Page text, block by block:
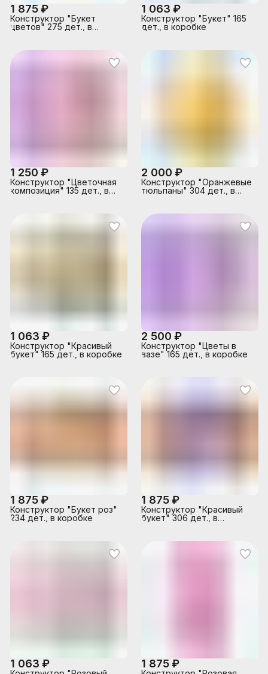
1 875 ₽
Конструктор "Букет
цветов" 275 дет., в
1 063 ₽
Конструктор "Букет" 165
дет., в коробке
1 250 ₽
Конструктор "Цветочная
композиция" 135 дет., в
2 000 ₽
Конструктор "Оранжевые
тюльпаны" 304 дет., в
1 063 ₽
Конструктор "Красивый
букет" 165 дет., в коробке
2 500 ₽
Конструктор "Цветы в
вазе" 165 дет., в коробке
1 875 ₽
Конструктор "Букет роз"
234 дет., в коробке
1 875 ₽
Конструктор "Красивый
букет" 306 дет., в
1 063 ₽ 1 875 ₽